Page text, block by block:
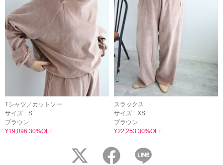
Tシャツ／カットソー
サイズ : S
ブラウン
¥19,096 30%OFF
スラックス
サイズ : XS
ブラウン
¥22,253 30%OFF
twitter facebook